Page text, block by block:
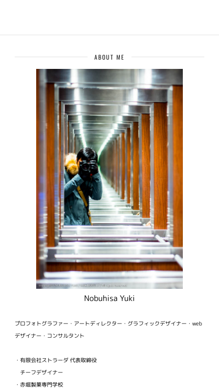
ABOUT ME
Nobuhisa Yuki
プロフォトグラファー・アートディレクター・グラフィックデザイナー・web
デザイナー・コンサルタント
・有限会社ストラーダ 代表取締役
チーフデザイナー
・赤堀製菓専門学校